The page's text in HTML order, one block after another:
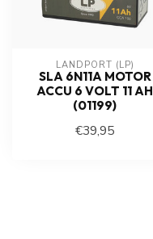
LANDPORT (LP)
SLA 6N11A MOTOR
ACCU 6 VOLT 11 AH
(01199)
€39,95